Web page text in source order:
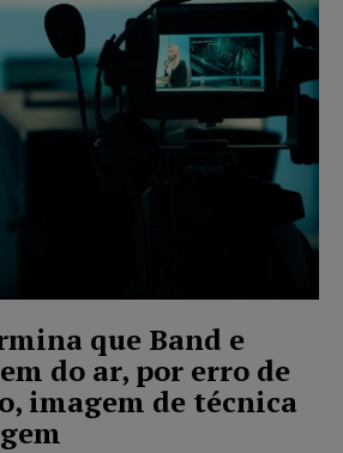
que Band e
do ar, por erro de
imagem de técnica